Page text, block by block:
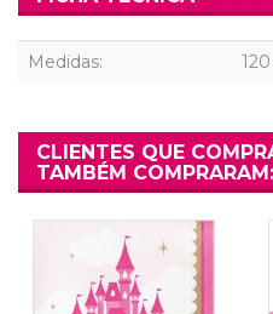
Medidas:
CLIENTES QUE
TAMBÉM COMPRARAM: